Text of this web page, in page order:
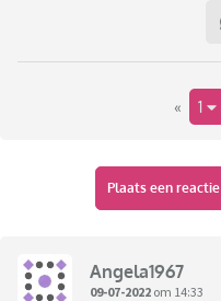
« 1
Plaats een reactie
Angela1967
09-07-2022 om 14:33